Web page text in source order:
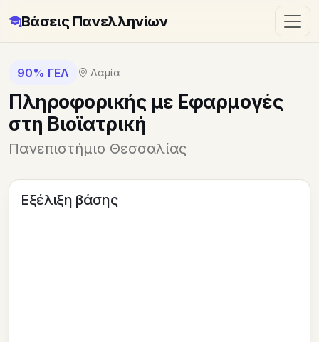
Βάσεις Πανελληνίων
90% ΓΕΛ Λαμία
Πληροφορικής με Εφαρμογές
στη Βιοϊατρική
Πανεπιστήμιο Θεσσαλίας
Εξέλιξη βάσης